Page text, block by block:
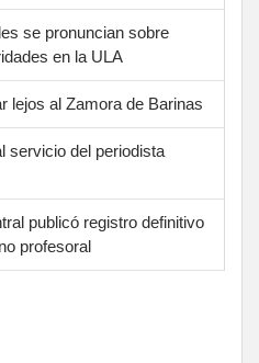
se pronuncian sobre
en la ULA
lejos al Zamora de Barinas
servicio del periodista
publicó registro definitivo
profesoral